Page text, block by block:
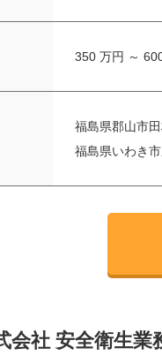
350 万円 ～
福島県郡山市
福島県いわき
会社 安全衛生業